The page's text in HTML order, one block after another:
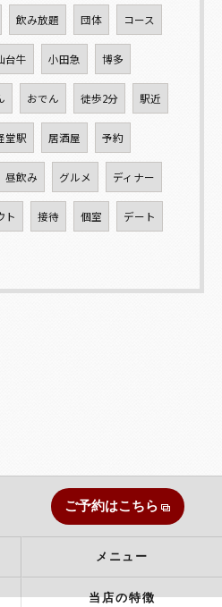
飲み放題 団体 コース
台牛 小田急 博多
おでん 徒歩2分 駅近
堂駅 居酒屋 予約
昼飲み グルメ ディナー
ト 接待 個室 デート
ご予約はこちら
メニュー
当店の特徴